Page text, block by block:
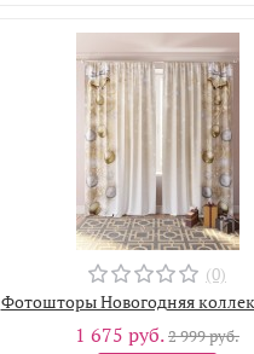
(0)
Фотошторы Новогодняя
1 675 руб.2 999 руб.